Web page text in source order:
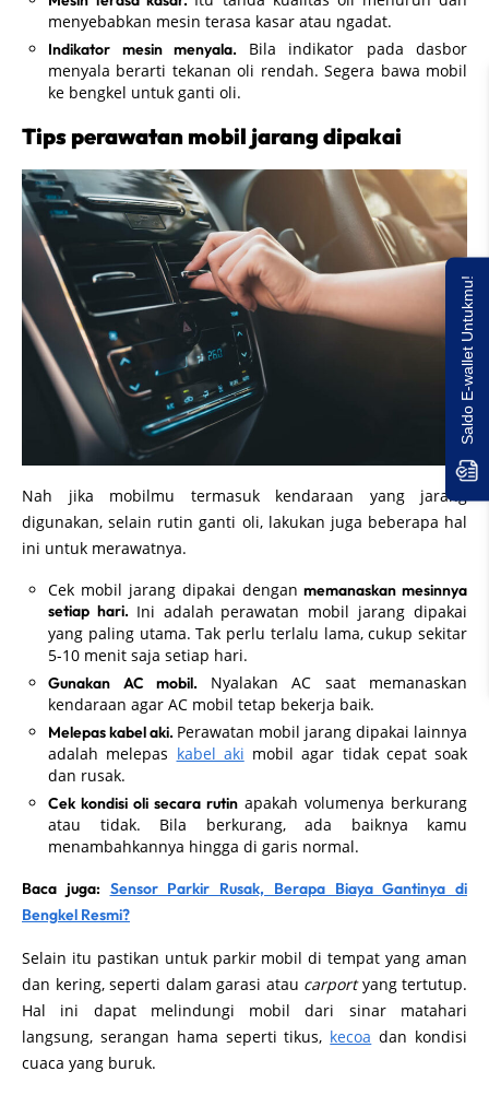
menyebabkan mesin terasa kasar atau ngadat.
Indikator mesin menyala. Bila indikator pada dasbor
menyala berarti tekanan oli rendah. Segera bawa mobil
ke bengkel untuk ganti oli.
Tips perawatan mobil jarang dipakai
Nah jika mobilmu termasuk kendaraan yang jarang
digunakan, selain rutin ganti oli, lakukan juga beberapa hal
ini untuk merawatnya.
Cek mobil jarang dipakai dengan memanaskan mesinnya
setiap hari. Ini adalah perawatan mobil jarang dipakai
yang paling utama. Tak perlu terlalu lama, cukup sekitar
5-10 menit saja setiap hari.
Gunakan AC mobil. Nyalakan AC saat memanaskan
kendaraan agar AC mobil tetap bekerja baik.
Melepas kabel aki. Perawatan mobil jarang dipakai lainnya
adalah melepas kabel aki mobil agar tidak cepat soak
dan rusak.
Cek kondisi oli secara rutin apakah volumenya berkurang
atau tidak. Bila berkurang, ada baiknya kamu
menambahkannya hingga di garis normal.
Baca juga: Sensor Parkir Rusak, Berapa Biaya Gantinya di
Bengkel Resmi?
Selain itu pastikan untuk parkir mobil di tempat yang aman
dan kering, seperti dalam garasi atau carportyang tertutup.
Hal ini dapat melindungi mobil dari sinar matahari
langsung, serangan hama seperti tikus, kecoa dan kondisi
cuaca yang buruk.
Saldo E-wallet Untukmu!